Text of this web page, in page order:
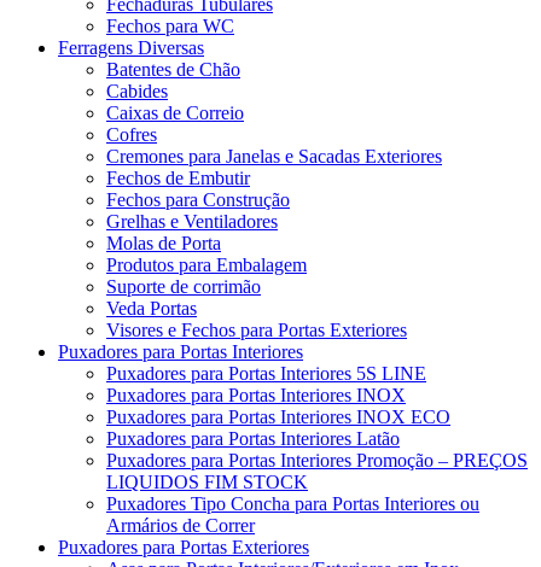
Fechaduras Tubulares
Fechos para WC
Ferragens Diversas
Batentes de Chão
Cabides
Caixas de Correio
Cofres
Cremones para Janelas e Sacadas Exteriores
Fechos de Embutir
Fechos para Construção
Grelhas e Ventiladores
Molas de Porta
Produtos para Embalagem
Suporte de corrimão
Veda Portas
Visores e Fechos para Portas Exteriores
Puxadores para Portas Interiores
Puxadores para Portas Interiores 5S LINE
Puxadores para Portas Interiores INOX
Puxadores para Portas Interiores INOX ECO
Puxadores para Portas Interiores Latão
Puxadores para Portas Interiores Promoção – PREÇOS
LIQUIDOS FIM STOCK
Puxadores Tipo Concha para Portas Interiores ou
Armários de Correr
Puxadores para Portas Exteriores